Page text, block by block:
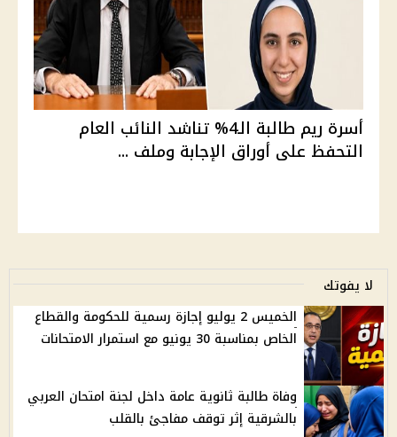
أسرة ريم طالبة الـ4% تناشد النائب العام
التحفظ على أوراق الإجابة وملف ...
لا يفوتك
الخميس 2 يوليو إجازة رسمية للحكومة والقطاع
الخاص بمناسبة 30 يونيو مع استمرار الامتحانات
وفاة طالبة ثانوية عامة داخل لجنة امتحان العربي
بالشرقية إثر توقف مفاجئ بالقلب